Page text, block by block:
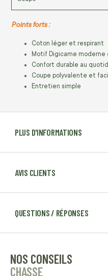
PLUS D'INFORMATIONS
AVIS CLIENTS
QUESTIONS / RÉPONSES
Points forts :
Coton léger et respirant
Motif Digicame
Confort durable au
Coupe polyvalente et
Entretien simple
NOS CONSEILS
CHASSE